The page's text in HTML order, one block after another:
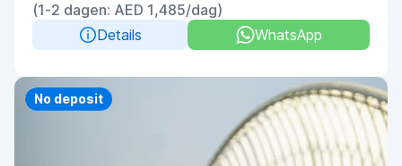
(1-2 dagen: AED 1,485/dag)
Details
WhatsApp
Priority
No deposit